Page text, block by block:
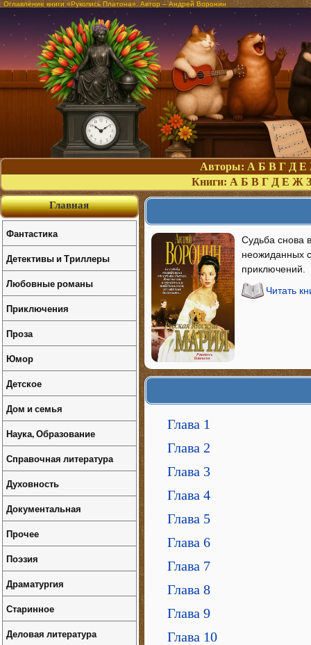
Оглавление книги «Рукопись Платона». Автор – Андрей Воронин
Авторы: А Б В Г Д Е
Книги: А Б В Г Д Е Ж З
Судьба снова
неожиданных
приключений.
Читать
Глава 1
Глава 2
Глава 3
Глава 4
Глава 5
Глава 6
Глава 7
Глава 8
Глава 9
Глава 10
Главная
Фантастика
Детективы и Триллеры
Любовные романы
Приключения
Проза
Юмор
Детское
Дом и семья
Наука, Образование
Справочная литература
Духовность
Документальная
Прочее
Поэзия
Драматургия
Старинное
Деловая литература